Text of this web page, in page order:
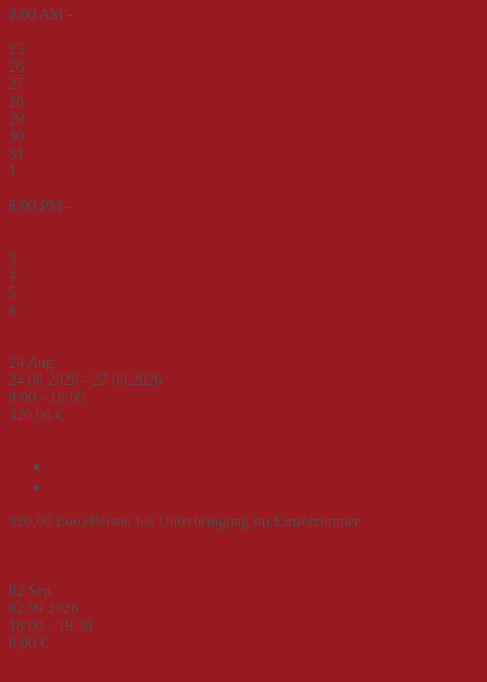
9:00 AM -
25
26
27
28
29
30
31
1
6:00 PM -
3
4
5
6
24 Aug.
24.08.2026 - 27.08.2026
9:00 - 16:00
320,00 €
320,00 Euro/Person bei Unterbringung im Einzelzimmer
02 Sep.
02.09.2026
18:00 - 19:30
0,00 €